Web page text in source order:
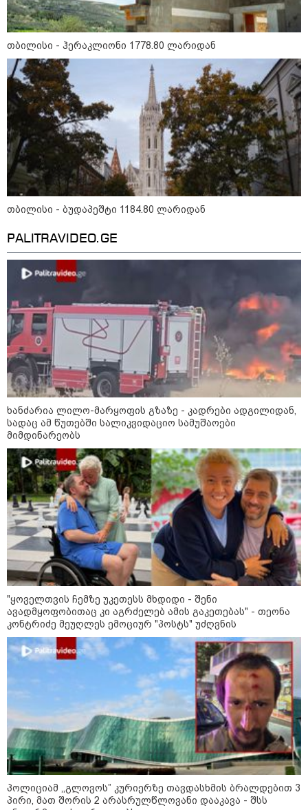
11:36 / 08-08-2026
წელიწადნახევარში საქართველოში 164
ადამიანი დაიკარგა - 57 პირს ამ დრომდე
ეძებენ
12:27 / 09-08-2026
წალენჯიხის არტ-მეურნეობაში,
ნიკო კვარაცხელიას სახელობის
ხანძარი ლილო-მარტყოფის
გზაზე - რა ვითარებაა ადგილზე
ამ წუთებში? (ვიდეო)
10:29 / 09-08-2026
"ვერასდროს ვიფიქრებდი, რომ
ჩვენი ცხოვრება შენთან ერთად
ასეთ არარომანტიკულ ფაზაში
ქორწინებიდან 18 წლის თავზე
ქმარს ემოციურ "პოსტს" უძღვნის
09:25 / 09-08-2026
შეკვეთილის სანაპიროზე ზღვამ
უპილოტო საფრენი აპარატის
ფრაგმენტი გამორიყა
კატეგორიის ყველა სიახლე
მკითხველის რჩევით
თბილისი - ჰერაკლიონი 1778.80 ლარიდან
თბილისი - ბუდაპეშტი 1184.80 ლარიდან
PALITRAVIDEO.GE
ხანძარია ლილო-მარყოფის გზაზე - კადრები ადგილიდან,
სადაც ამ წუთებში სალიკვიდაციო სამუშაოები
მიმდინარეობს
"ყოველთვის ჩემზე უკეთესს მხდიდი - შენი
ავადმყოფობითაც კი აგრძელებ ამის გაკეთებას" - თეონა
კონტრიძე მეუღლეს ემოციურ "პოსტს" უძღვნის
პოლიციამ ,,გლოვოს” კურიერზე თავდასხმის ბრალდებით 3
პირი, მათ შორის 2 არასრულწლოვანი დააკავა - შსს